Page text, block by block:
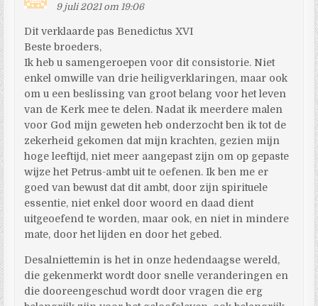
9 juli 2021 om 19:06
Dit verklaarde pas Benedictus XVI
Beste broeders,
Ik heb u samengeroepen voor dit consistorie. Niet
enkel omwille van drie heiligverklaringen, maar ook
om u een beslissing van groot belang voor het leven
van de Kerk mee te delen. Nadat ik meerdere malen
voor God mijn geweten heb onderzocht ben ik tot de
zekerheid gekomen dat mijn krachten, gezien mijn
hoge leeftijd, niet meer aangepast zijn om op gepaste
wijze het Petrus-ambt uit te oefenen. Ik ben me er
goed van bewust dat dit ambt, door zijn spirituele
essentie, niet enkel door woord en daad dient
uitgeoefend te worden, maar ook, en niet in mindere
mate, door het lijden en door het gebed.
Desalniettemin is het in onze hedendaagse wereld,
die gekenmerkt wordt door snelle veranderingen en
die dooreengeschud wordt door vragen die erg